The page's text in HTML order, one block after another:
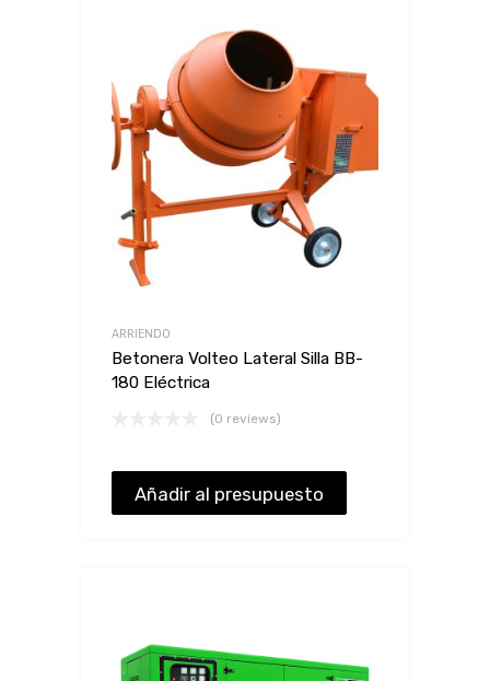
ARRIENDO
Betonera Volteo Lateral Silla BB-
180 Eléctrica
(0 reviews)
Añadir al presupuesto